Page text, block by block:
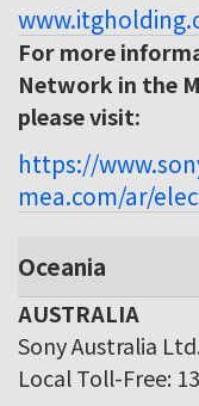
For more
Network in the
please visit:
https://
mea.com/ar/
Oceania
AUSTRALIA
Sony Australia Ltd.
Local Toll-Free: